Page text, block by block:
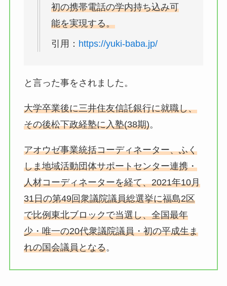
初の携帯電話の学内持ち込み可
能を実現する。
引用： https://yuki-baba.jp/
と言った事をされました。
大学卒業後に三井住友信託銀行に就職し、
その後松下政経塾に入塾(38期)。
アオウゼ事業統括コーディネーター、ふく
しま地域活動団体サポートセンター連携・
人材コーディネーターを経て、2021年10月
31日の第49回衆議院議員総選挙に福島2区
で比例東北ブロックで当選し、全国最年
少・唯一の20代衆議院議員・初の平成生ま
れの国会議員となる。